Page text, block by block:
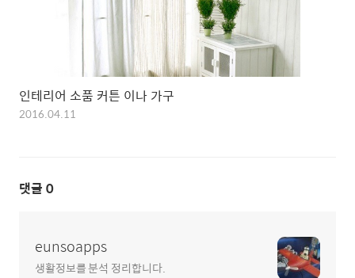
인테리어 소품 커튼 이나 가구
2016.04.11
댓글 0
eunsoapps
생활정보를 분석 정리합니다.